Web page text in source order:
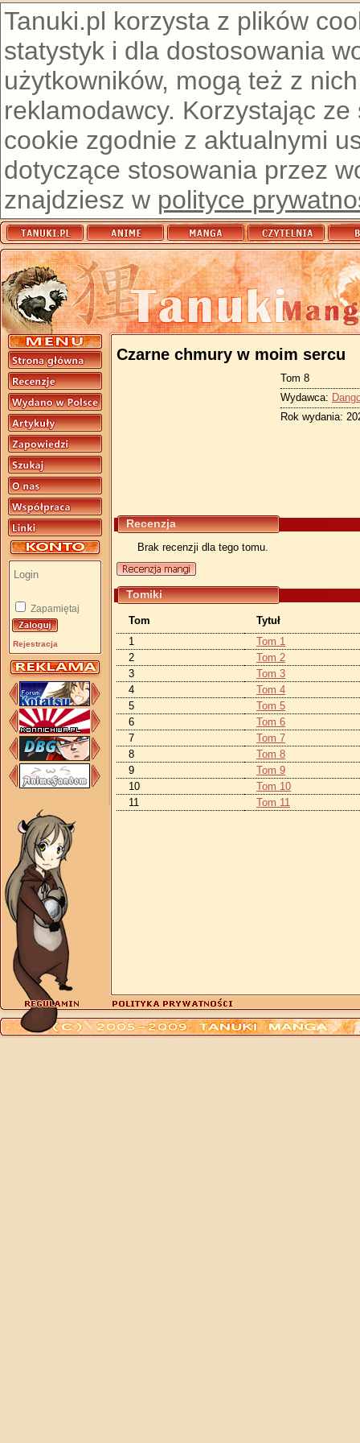
Tanuki.pl korzysta z plików
statystyk i dla dostosowania
użytkowników, mogą też z
reklamodawcy. Korzystając
cookie zgodnie z aktualnymi
dotyczące stosowania przez
znajdziesz w polityce
Zapamiętaj
Rejestracja
Czarne chmury w moim sercu
Tom 8
Wydawca:
Rok wydania:
Recenzja
Brak recenzji dla tego tomu.
Tomiki
Tom
Tytuł
1
Tom 1
2
Tom 2
3
Tom 3
4
Tom 4
5
Tom 5
6
Tom 6
7
Tom 7
8
Tom 8
9
Tom 9
10
Tom 10
11
Tom 11